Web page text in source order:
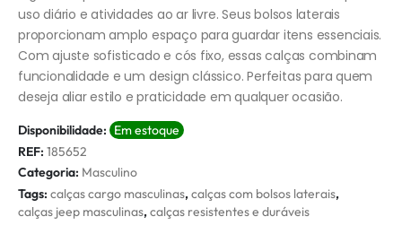
uso diário e atividades ao ar livre. Seus bolsos laterais
proporcionam amplo espaço para guardar itens essenciais.
Com ajuste sofisticado e cós fixo, essas calças combinam
funcionalidade e um design clássico. Perfeitas para quem
deseja aliar estilo e praticidade em qualquer ocasião.
Disponibilidade: Em estoque
REF: 185652
Categoria: Masculino
Tags: calças cargo masculinas,calças com bolsos laterais,
calças jeep masculinas,calças resistentes e duráveis